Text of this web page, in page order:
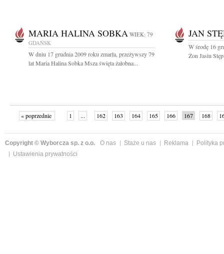
MARIA HALINA SOBKA WIEK: 79
GDAŃSK
W dniu 17 grudnia 2009 roku zmarła, przeżywszy 79
lat Maria Halina Sobka Msza święta żałobna...
JAN
W środę 16
Żon Jasiu
« poprzednie 1 ... 162 163 164 165 166 167 168
Copyright © Wyborcza sp. z o.o. O nas Staże u nas Reklama
Polityka
Ustawienia prywatności